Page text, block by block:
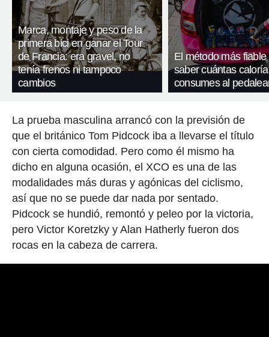
Marca, montaje y peso de la
primera bici en ganar el Tour
de Francia: era gravel, no
tenía frenos ni tampoco
cambios
El método más fiable
saber cuántas
consumes al
La prueba masculina arrancó con la previsión de
que el británico Tom Pidcock iba a llevarse el título
con cierta comodidad. Pero como él mismo ha
dicho en alguna ocasión, el XCO es una de las
modalidades más duras y agónicas del ciclismo,
así que no se puede dar nada por sentado.
Pidcock se hundió, remontó y peleo por la victoria,
pero Victor Koretzky y Alan Hatherly fueron dos
rocas en la cabeza de carrera.